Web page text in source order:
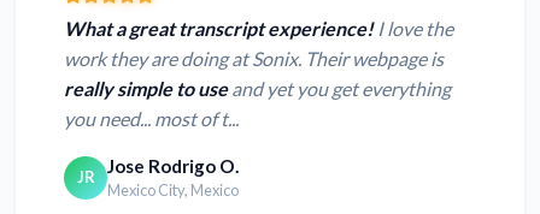
What a great transcript experience!I love the
work they are doing at Sonix. Their webpage is
really simple to useand yet you get everything
you need... most of t...
JR Jose Rodrigo O.
Mexico City, Mexico